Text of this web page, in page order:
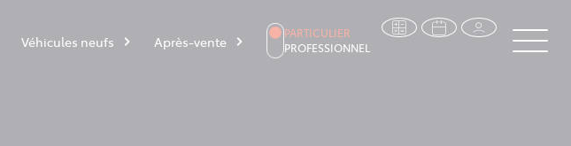
Véhicules neufs Après-vente
PARTICULIER
PROFESSIONNEL